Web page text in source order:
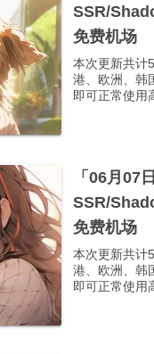
SSR/
免费机场
本次更新共计
港、欧洲、韩
即可正常使用
「06月07
SSR/
免费机场
本次更新共计
港、欧洲、韩
即可正常使用